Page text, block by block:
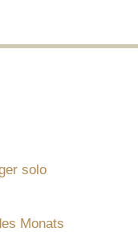
solo
Monats